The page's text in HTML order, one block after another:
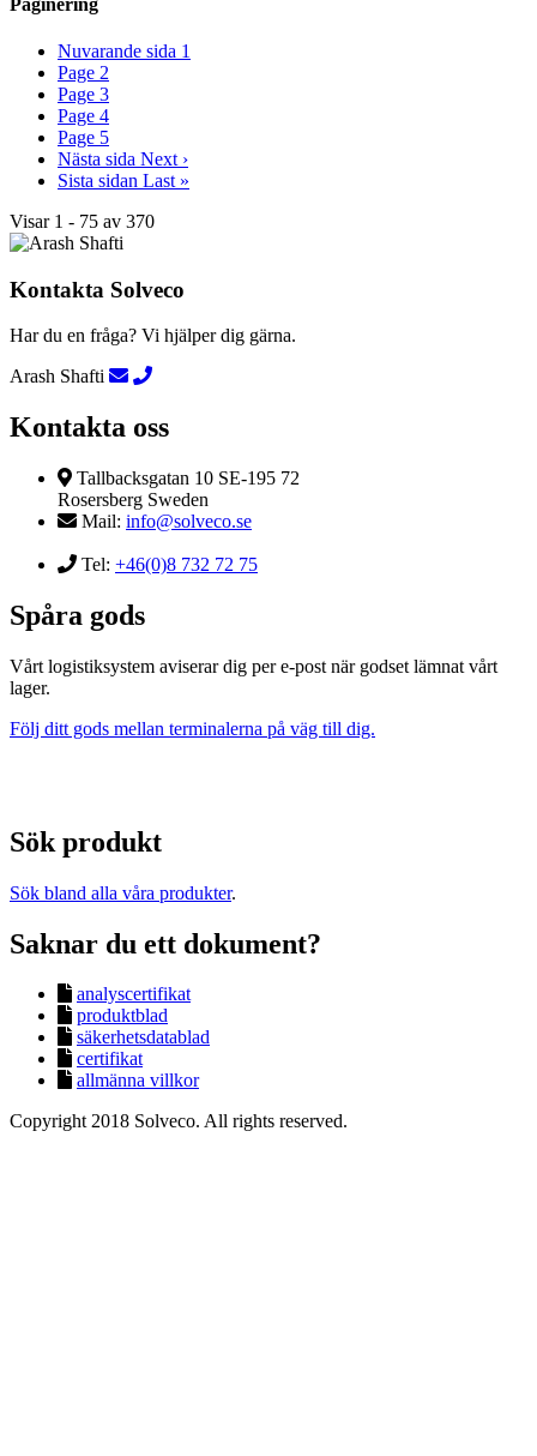
Nuvarande sida 1
Page 2
Page 3
Page 4
Page 5
Nästa sida Next ›
Sista sidan Last »
Visar 1 - 75 av 370
Kontakta Solveco
Har du en fråga? Vi hjälper dig gärna.
Arash Shafti
Kontakta oss
Tallbacksgatan 10 SE-195 72
Rosersberg Sweden
Mail: info@solveco.se
Tel: +46(0)8 732 72 75
Spåra gods
Vårt logistiksystem aviserar dig per e-post när godset lämnat vårt
lager.
Följ ditt gods mellan terminalerna på väg till dig.
Sök produkt
Sök bland alla våra produkter.
Saknar du ett dokument?
analyscertifikat
produktblad
säkerhetsdatablad
certifikat
allmänna villkor
Copyright 2018 Solveco. All rights reserved.